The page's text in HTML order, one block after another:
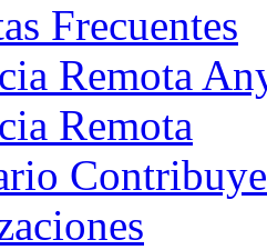
Frecuentes
Remota
Remota